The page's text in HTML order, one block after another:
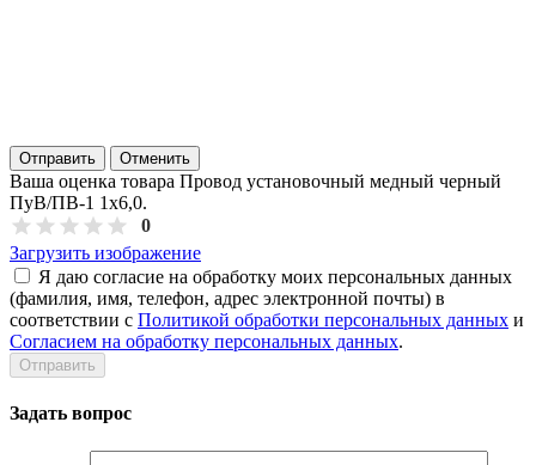
Отправить Отменить
Ваша оценка товара Провод установочный медный черный
ПуВ/ПВ-1 1х6,0.
0
Загрузить изображение
Я даю согласие на обработку моих персональных данных
(фамилия, имя, телефон, адрес электронной почты) в
соответствии с Политикой обработки персональных данных и
Согласием на обработку персональных данных.
Задать вопрос